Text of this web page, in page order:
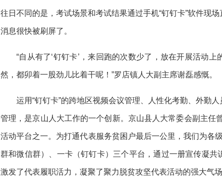
往日不同的是，考试场景和考试结果通过手机“钉钉卡”软件现
消息很快被刷屏了。
“自从有了‘钉钉卡’，来回跑的次数少了，放在开展活动
然，都卯着一股劲儿比着干呢！”罗店镇人大副主席谢磊感慨。
运用“钉钉卡”的跨地区视频会议管理、人性化考勤、外勤
管理，是京山人大工作的一个创新。京山县人大常委会副主任
活动平台之一。为打通代表服务贫困户最后一公里，我们为各
群和微信群）、一卡（钉钉卡）三个平台，通过一册宣传凝
激发了代表履职活力，凝聚了聚力脱贫攻坚代表活动的强大气